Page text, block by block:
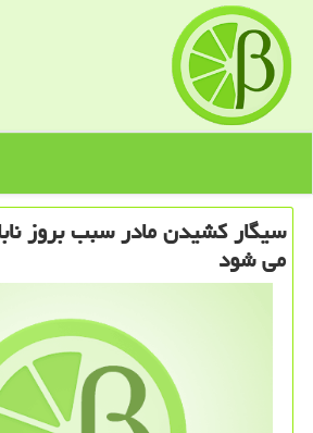
سیگار كشیدن مادر سبب بروز
می شود